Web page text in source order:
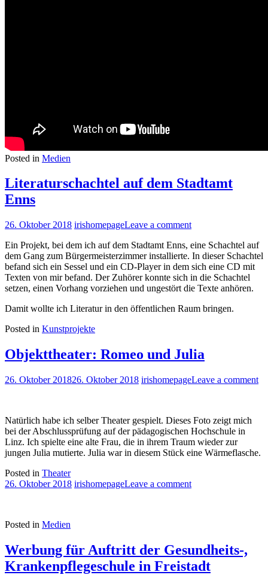
Posted in Medien
Literaturschachtel auf dem Stadtamt
Enns
26. Oktober 2018 irishomepageLeave a comment
Ein Projekt, bei dem ich auf dem Stadtamt Enns, eine Schachtel auf
dem Gang zum Bürgermeisterzimmer installierte. In dieser Schachtel
befand sich ein Sessel und ein CD-Player in dem sich eine CD mit
Texten von mir befand. Der Zuhörer konnte sich in die Schachtel
setzen, einen Vorhang vorziehen und ungestört die Texte anhören.
Damit wollte ich Literatur in den öffentlichen Raum bringen.
Posted in Kunstprojekte
Objekttheater: Romeo und Julia
26. Oktober 201826. Oktober 2018 irishomepageLeave a comment
Natürlich habe ich selber Theater gespielt. Dieses Foto zeigt mich
bei der Abschlussprüfung auf der pädagogischen Hochschule in
Linz. Ich spielte eine alte Frau, die in ihrem Traum wieder zur
jungen Julia mutierte. Julia war in diesem Stück eine Wärmeflasche.
Posted in Theater
26. Oktober 2018 irishomepageLeave a comment
Posted in Medien
Werbung für Auftritt der Gesundheits-,
Krankenpflegeschule in Freistadt